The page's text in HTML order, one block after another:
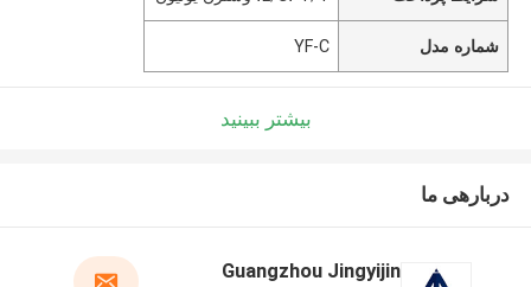
شماره مدل YF-C
بیشتر ببینید
دربارهی ما
Guangzhou Jingyijin